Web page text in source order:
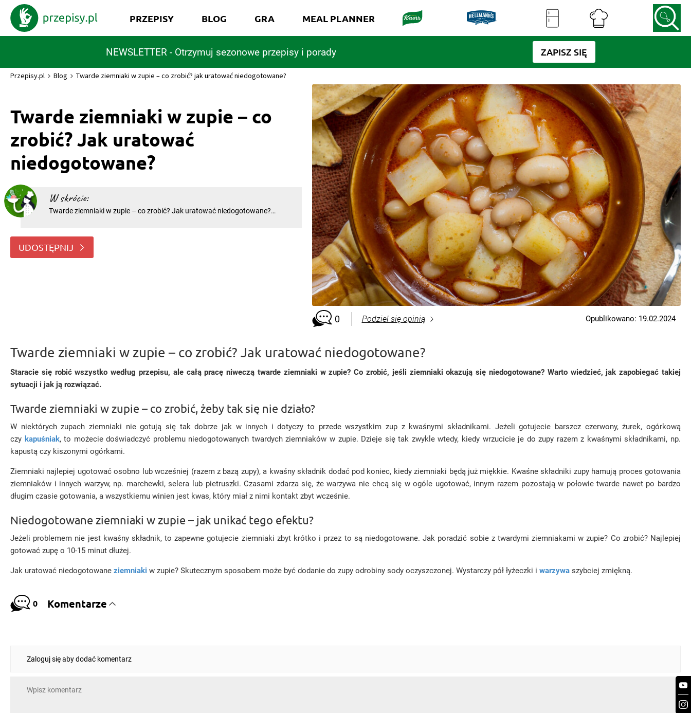
NEWSLETTER - Otrzymuj sezonowe przepisy i porady ZAPISZ SIĘ
PRZEPISY BLOG GRA MEAL PLANNER
Przepisy.pl Blog Twarde ziemniaki w zupie – co zrobić? jak uratować niedogotowane?
Twarde ziemniaki w zupie – co
zrobić? Jak uratować
niedogotowane?
W skrócie:
Twarde ziemniaki w zupie – co zrobić? Jak uratować niedogotowane?
Warto wiedzieć, jak zapobiegać takiej sy
UDOSTĘPNIJ
0 Podziel się opinią Opublikowano: 19.02.2024
Twarde ziemniaki w zupie – co zrobić? Jak uratować niedogotowane?
Staracie się robić wszystko według przepisu, ale całą pracę niweczą twarde ziemniaki w zupie? Co zrobić, jeśli ziemniaki okazują się niedogotowane? Warto wiedzieć, jak zapobiegać takiej
sytuacji i jak ją rozwiązać.
Twarde ziemniaki w zupie – co zrobić, żeby tak się nie działo?
W niektórych zupach ziemniaki nie gotują się tak dobrze jak w innych i dotyczy to przede wszystkim zup z kwaśnymi składnikami. Jeżeli gotujecie barszcz czerwony, żurek, ogórkową
czy kapuśniak, to możecie doświadczyć problemu niedogotowanych twardych ziemniaków w zupie. Dzieje się tak zwykle wtedy, kiedy wrzucicie je do zupy razem z kwaśnymi składnikami, np.
kapustą czy kiszonymi ogórkami.
Ziemniaki najlepiej ugotować osobno lub wcześniej (razem z bazą zupy), a kwaśny składnik dodać pod koniec, kiedy ziemniaki będą już miękkie. Kwaśne składniki zupy hamują proces gotowania
ziemniaków i innych warzyw, np. marchewki, selera lub pietruszki. Czasami zdarza się, że warzywa nie chcą się w ogóle ugotować, innym razem pozostają w połowie twarde nawet po bardzo
długim czasie gotowania, a wszystkiemu winien jest kwas, który miał z nimi kontakt zbyt wcześnie.
Niedogotowane ziemniaki w zupie – jak unikać tego efektu?
Jeżeli problemem nie jest kwaśny składnik, to zapewne gotujecie ziemniaki zbyt krótko i przez to są niedogotowane. Jak poradzić sobie z twardymi ziemniakami w zupie? Co zrobić? Najlepiej
gotować zupę o 10-15 minut dłużej.
Jak uratować niedogotowane ziemniaki w zupie? Skutecznym sposobem może być dodanie do zupy odrobiny sody oczyszczonej. Wystarczy pół łyżeczki i warzywa szybciej zmiękną.
0 Komentarze
Zaloguj się aby dodać komentarz